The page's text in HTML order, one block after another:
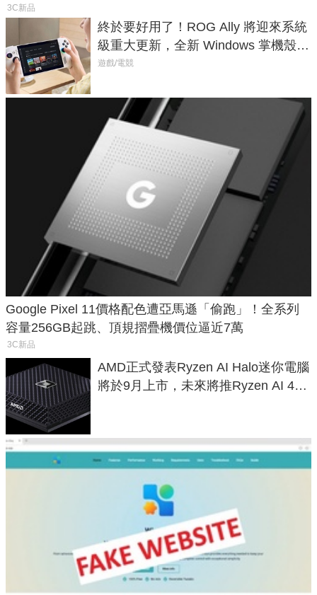
3C新品
終於要好用了！ROG Ally 將迎來系統
級重大更新，全新 Windows 掌機殼模
式讓操作就像 Xbox 一樣順暢
遊戲/電競
Google Pixel 11價格配色遭亞馬遜「偷跑」！全系列
容量256GB起跳、頂規摺疊機價位逼近7萬
3C新品
AMD正式發表Ryzen AI Halo迷你電腦
將於9月上市，未來將推Ryzen AI 400